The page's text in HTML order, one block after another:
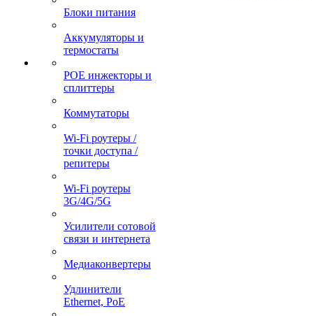
Блоки питания
Аккумуляторы и
термостаты
POE инжекторы и
сплиттеры
Коммутаторы
Wi-Fi роутеры /
точки доступа /
репитеры
Wi-Fi роутеры
3G/4G/5G
Усилители сотовой
связи и интернета
Медиаконвертеры
Удлинители
Ethernet, PoE